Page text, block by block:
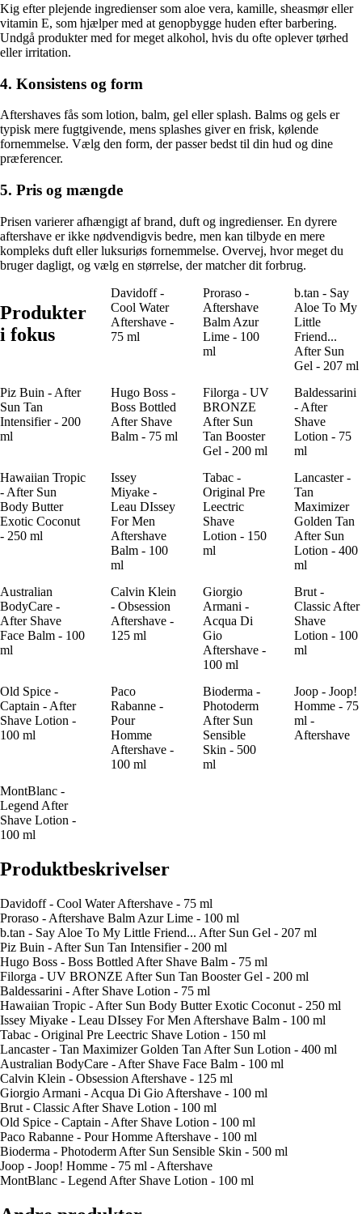
Kig efter plejende ingredienser som aloe vera, kamille, sheasmør eller
vitamin E, som hjælper med at genopbygge huden efter barbering.
Undgå produkter med for meget alkohol, hvis du ofte oplever tørhed
eller irritation.
4. Konsistens og form
Aftershaves fås som lotion, balm, gel eller splash. Balms og gels er
typisk mere fugtgivende, mens splashes giver en frisk, kølende
fornemmelse. Vælg den form, der passer bedst til din hud og dine
præferencer.
5. Pris og mængde
Prisen varierer afhængigt af brand, duft og ingredienser. En dyrere
aftershave er ikke nødvendigvis bedre, men kan tilbyde en mere
kompleks duft eller luksuriøs fornemmelse. Overvej, hvor meget du
bruger dagligt, og vælg en størrelse, der matcher dit forbrug.
Produkter
i fokus
Davidoff -
Cool Water
Aftershave -
75 ml
Proraso -
Aftershave
Balm Azur
Lime - 100
ml
b.tan - Say
Aloe To My
Little
Friend...
After Sun
Gel - 207 ml
Piz Buin - After
Sun Tan
Intensifier - 200
ml
Hugo Boss -
Boss Bottled
After Shave
Balm - 75 ml
Filorga - UV
BRONZE
After Sun
Tan Booster
Gel - 200 ml
Baldessarini
- After
Shave
Lotion - 75
ml
Hawaiian Tropic
- After Sun
Body Butter
Exotic Coconut
- 250 ml
Issey
Miyake -
Leau DIssey
For Men
Aftershave
Balm - 100
ml
Tabac -
Original Pre
Leectric
Shave
Lotion - 150
ml
Lancaster -
Tan
Maximizer
Golden Tan
After Sun
Lotion - 400
ml
Australian
BodyCare -
After Shave
Face Balm - 100
ml
Calvin Klein
- Obsession
Aftershave -
125 ml
Giorgio
Armani -
Acqua Di
Gio
Aftershave -
100 ml
Brut -
Classic After
Shave
Lotion - 100
ml
Old Spice -
Captain - After
Shave Lotion -
100 ml
Paco
Rabanne -
Pour
Homme
Aftershave -
100 ml
Bioderma -
Photoderm
After Sun
Sensible
Skin - 500
ml
Joop - Joop!
Homme - 75
ml -
Aftershave
MontBlanc -
Legend After
Shave Lotion -
100 ml
Produktbeskrivelser
Davidoff - Cool Water Aftershave - 75 ml
Proraso - Aftershave Balm Azur Lime - 100 ml
b.tan - Say Aloe To My Little Friend... After Sun Gel - 207 ml
Piz Buin - After Sun Tan Intensifier - 200 ml
Hugo Boss - Boss Bottled After Shave Balm - 75 ml
Filorga - UV BRONZE After Sun Tan Booster Gel - 200 ml
Baldessarini - After Shave Lotion - 75 ml
Hawaiian Tropic - After Sun Body Butter Exotic Coconut - 250 ml
Issey Miyake - Leau DIssey For Men Aftershave Balm - 100 ml
Tabac - Original Pre Leectric Shave Lotion - 150 ml
Lancaster - Tan Maximizer Golden Tan After Sun Lotion - 400 ml
Australian BodyCare - After Shave Face Balm - 100 ml
Calvin Klein - Obsession Aftershave - 125 ml
Giorgio Armani - Acqua Di Gio Aftershave - 100 ml
Brut - Classic After Shave Lotion - 100 ml
Old Spice - Captain - After Shave Lotion - 100 ml
Paco Rabanne - Pour Homme Aftershave - 100 ml
Bioderma - Photoderm After Sun Sensible Skin - 500 ml
Joop - Joop! Homme - 75 ml - Aftershave
MontBlanc - Legend After Shave Lotion - 100 ml